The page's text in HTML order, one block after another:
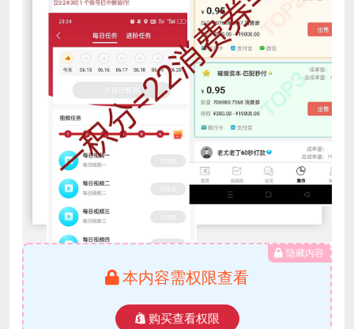
隐藏内容
本内容需权限查看
购买查看权限